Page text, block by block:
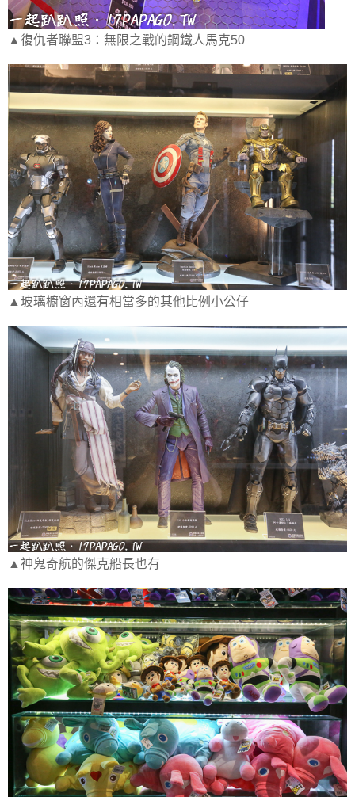
▲復仇者聯盟3：無限之戰的鋼鐵人馬克50
▲玻璃櫥窗內還有相當多的其他比例小公仔
▲神鬼奇航的傑克船長也有